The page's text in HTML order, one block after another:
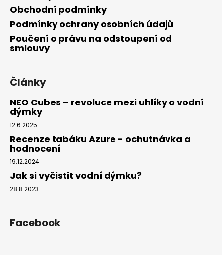
Obchodní podmínky
Podmínky ochrany osobních údajů
Poučení o právu na odstoupení od
smlouvy
Články
NEO Cubes – revoluce mezi uhlíky o vodní
dýmky
12.6.2025
Recenze tabáku Azure - ochutnávka a
hodnocení
19.12.2024
Jak si vyčistit vodní dýmku?
28.8.2023
Facebook